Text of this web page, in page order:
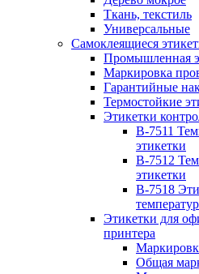
Ткань, текстиль
Универсальные
Самоклеящиеся
Промышленная
Маркировка
Гарантийные
Термостойкие
Этикетки
B-7511
этикетки
B-7512
этикетки
B-7518
Этикетки для
принтера
Общая